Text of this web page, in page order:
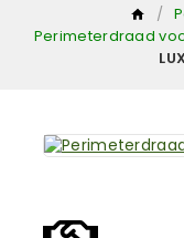
/
Perimeterdraad